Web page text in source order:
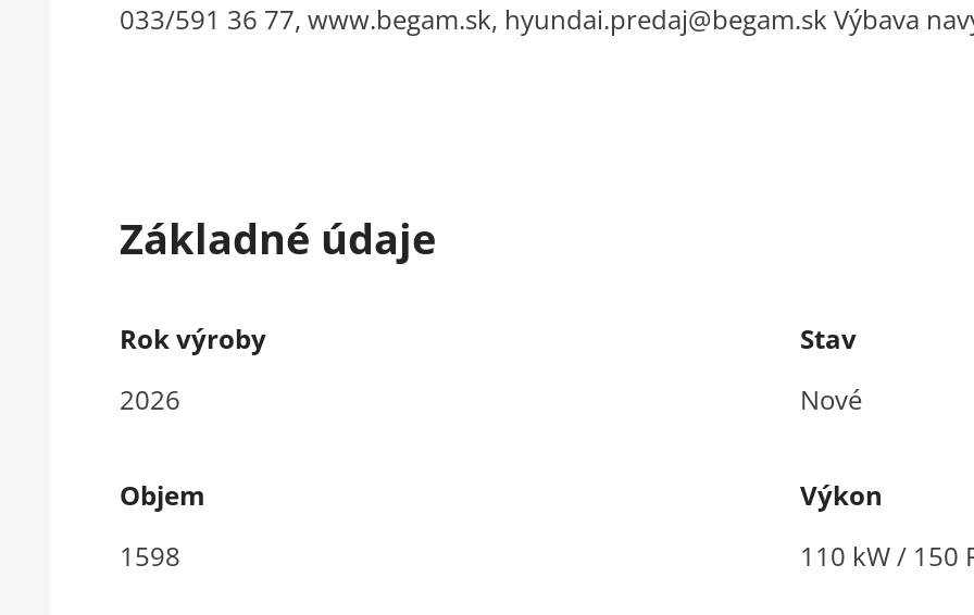
033/591 36 77, www.begam.sk, hyundai.predaj@begam.sk Výbava
Základné údaje
Rok výroby
2026
Stav
Nové
Objem
1598
Výkon
110 kW / 150